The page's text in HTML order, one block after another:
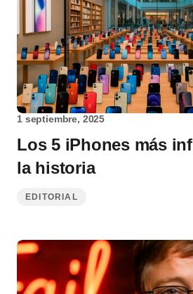
1 septiembre, 2025
Los 5 iPhones más
la historia
EDITORIAL